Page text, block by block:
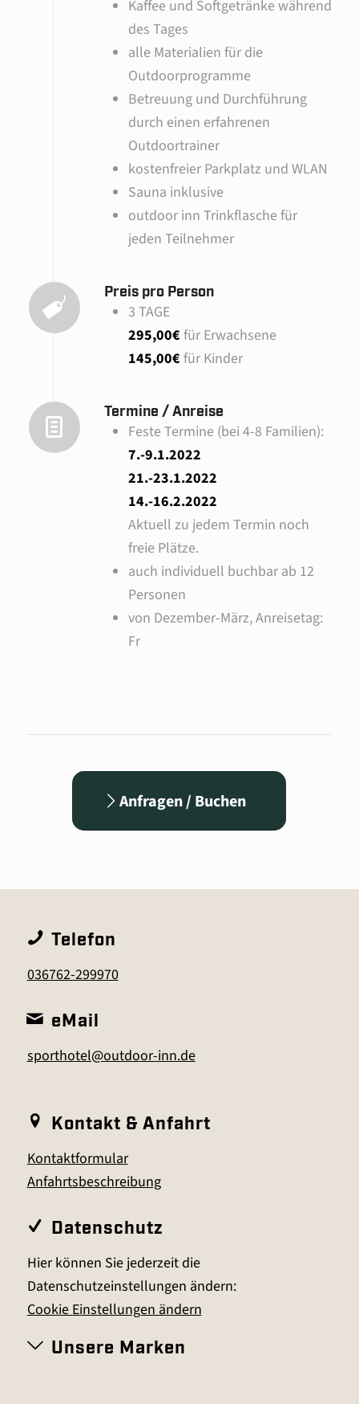
Kaffee und Softgetränke während
des Tages
alle Materialien für die
Outdoorprogramme
Betreuung und Durchführung
durch einen erfahrenen
Outdoortrainer
kostenfreier Parkplatz und WLAN
Sauna inklusive
outdoor inn Trinkflasche für
jeden Teilnehmer
Preis pro Person
3 TAGE
295,00€ für Erwachsene
145,00€ für Kinder
Termine / Anreise
Feste Termine (bei 4-8 Familien):
7.-9.1.2022
21.-23.1.2022
14.-16.2.2022
Aktuell zu jedem Termin noch
freie Plätze.
auch individuell buchbar ab 12
Personen
von Dezember-März, Anreisetag:
Fr
Anfragen / Buchen
Telefon
036762-299970
eMail
sporthotel@outdoor-inn.de
Kontakt & Anfahrt
Kontaktformular
Anfahrtsbeschreibung
Datenschutz
Hier können Sie jederzeit die
Datenschutzeinstellungen ändern:
Cookie Einstellungen ändern
Unsere Marken